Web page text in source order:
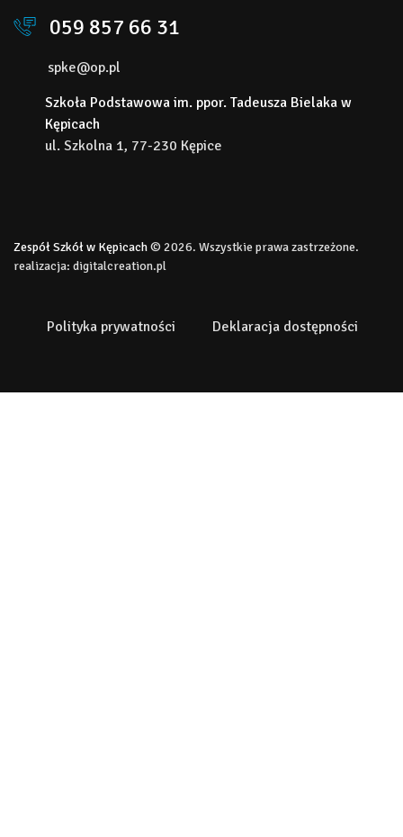
059 857 66 31
spke@op.pl
Szkoła Podstawowa im. ppor. Tadeusza Bielaka w
Kępicach
ul. Szkolna 1, 77-230 Kępice
Zespół Szkół w Kępicach© 2026. Wszystkie prawa zastrzeżone.
realizacja: digitalcreation.pl
Polityka prywatności Deklaracja dostępności